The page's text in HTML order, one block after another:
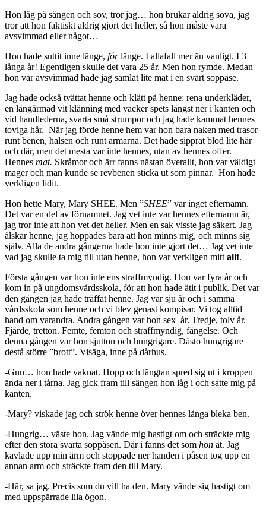
Hon låg på sängen och sov, tror jag… hon brukar aldrig sova, jag
tror att hon faktiskt aldrig gjort det heller, så hon måste vara
avsvimmad eller något…
Hon hade suttit inne länge, förlänge. I allafall mer än vanligt. I 3
långa år! Egentligen skulle det vara 25 år. Men hon rymde. Medan
hon var avsvimmad hade jag samlat lite mat i en svart soppåse.
Jag hade också tvättat henne och klätt på henne: rena underkläder,
en långärmad vit klänning med vacker spets längst ner i kanten och
vid handlederna, svarta små strumpor och jag hade kammat hennes
toviga hår. När jag förde henne hem var hon bara naken med trasor
runt benen, halsen och runt armarna. Det hade sipprat blod lite här
och där, men det mesta var inte hennes, utan av hennes offer.
Hennes mat. Skråmor och ärr fanns nästan överallt, hon var väldigt
mager och man kunde se revbenen sticka ut som pinnar. Hon hade
verkligen lidit.
Hon hette Mary, Mary SHEE. Men ”SHEE” var inget efternamn.
Det var en del av förnamnet. Jag vet inte var hennes efternamn är,
jag tror inte att hon vet det heller. Men en sak visste jag säkert. Jag
älskar henne, jag hoppades bara att hon minns mig, och minns sig
själv. Alla de andra gångerna hade hon inte gjort det… Jag vet inte
vad jag skulle ta mig till utan henne, hon var verkligen mitt allt.
Första gången var hon inte ens straffmyndig. Hon var fyra år och
kom in på ungdomsvårdsskola, för att hon hade ätit i publik. Det var
den gången jag hade träffat henne. Jag var sju år och i samma
vårdsskola som henne och vi blev genast kompisar. Vi tog alltid
hand om varandra. Andra gången var hon sex år. Tredje, tolv år.
Fjärde, tretton. Femte, femton och straffmyndig, fängelse. Och
denna gången var hon sjutton och hungrigare. Dästo hungrigare
destå större ”brott”. Visäga, inne på dårhus.
-Gnn… hon hade vaknat. Hopp och längtan spred sig ut i kroppen
ända ner i tårna. Jag gick fram till sängen hon låg i och satte mig på
kanten.
-Mary? viskade jag och strök henne över hennes långa bleka ben.
-Hungrig… väste hon. Jag vände mig hastigt om och sträckte mig
efter den stora svarta soppåsen. Där i fanns det som hon åt. Jag
kavlade upp min ärm och stoppade ner handen i påsen tog upp en
annan arm och sträckte fram den till Mary.
-Här, sa jag. Precis som du vill ha den. Mary vände sig hastigt om
med uppspärrade lila ögon.